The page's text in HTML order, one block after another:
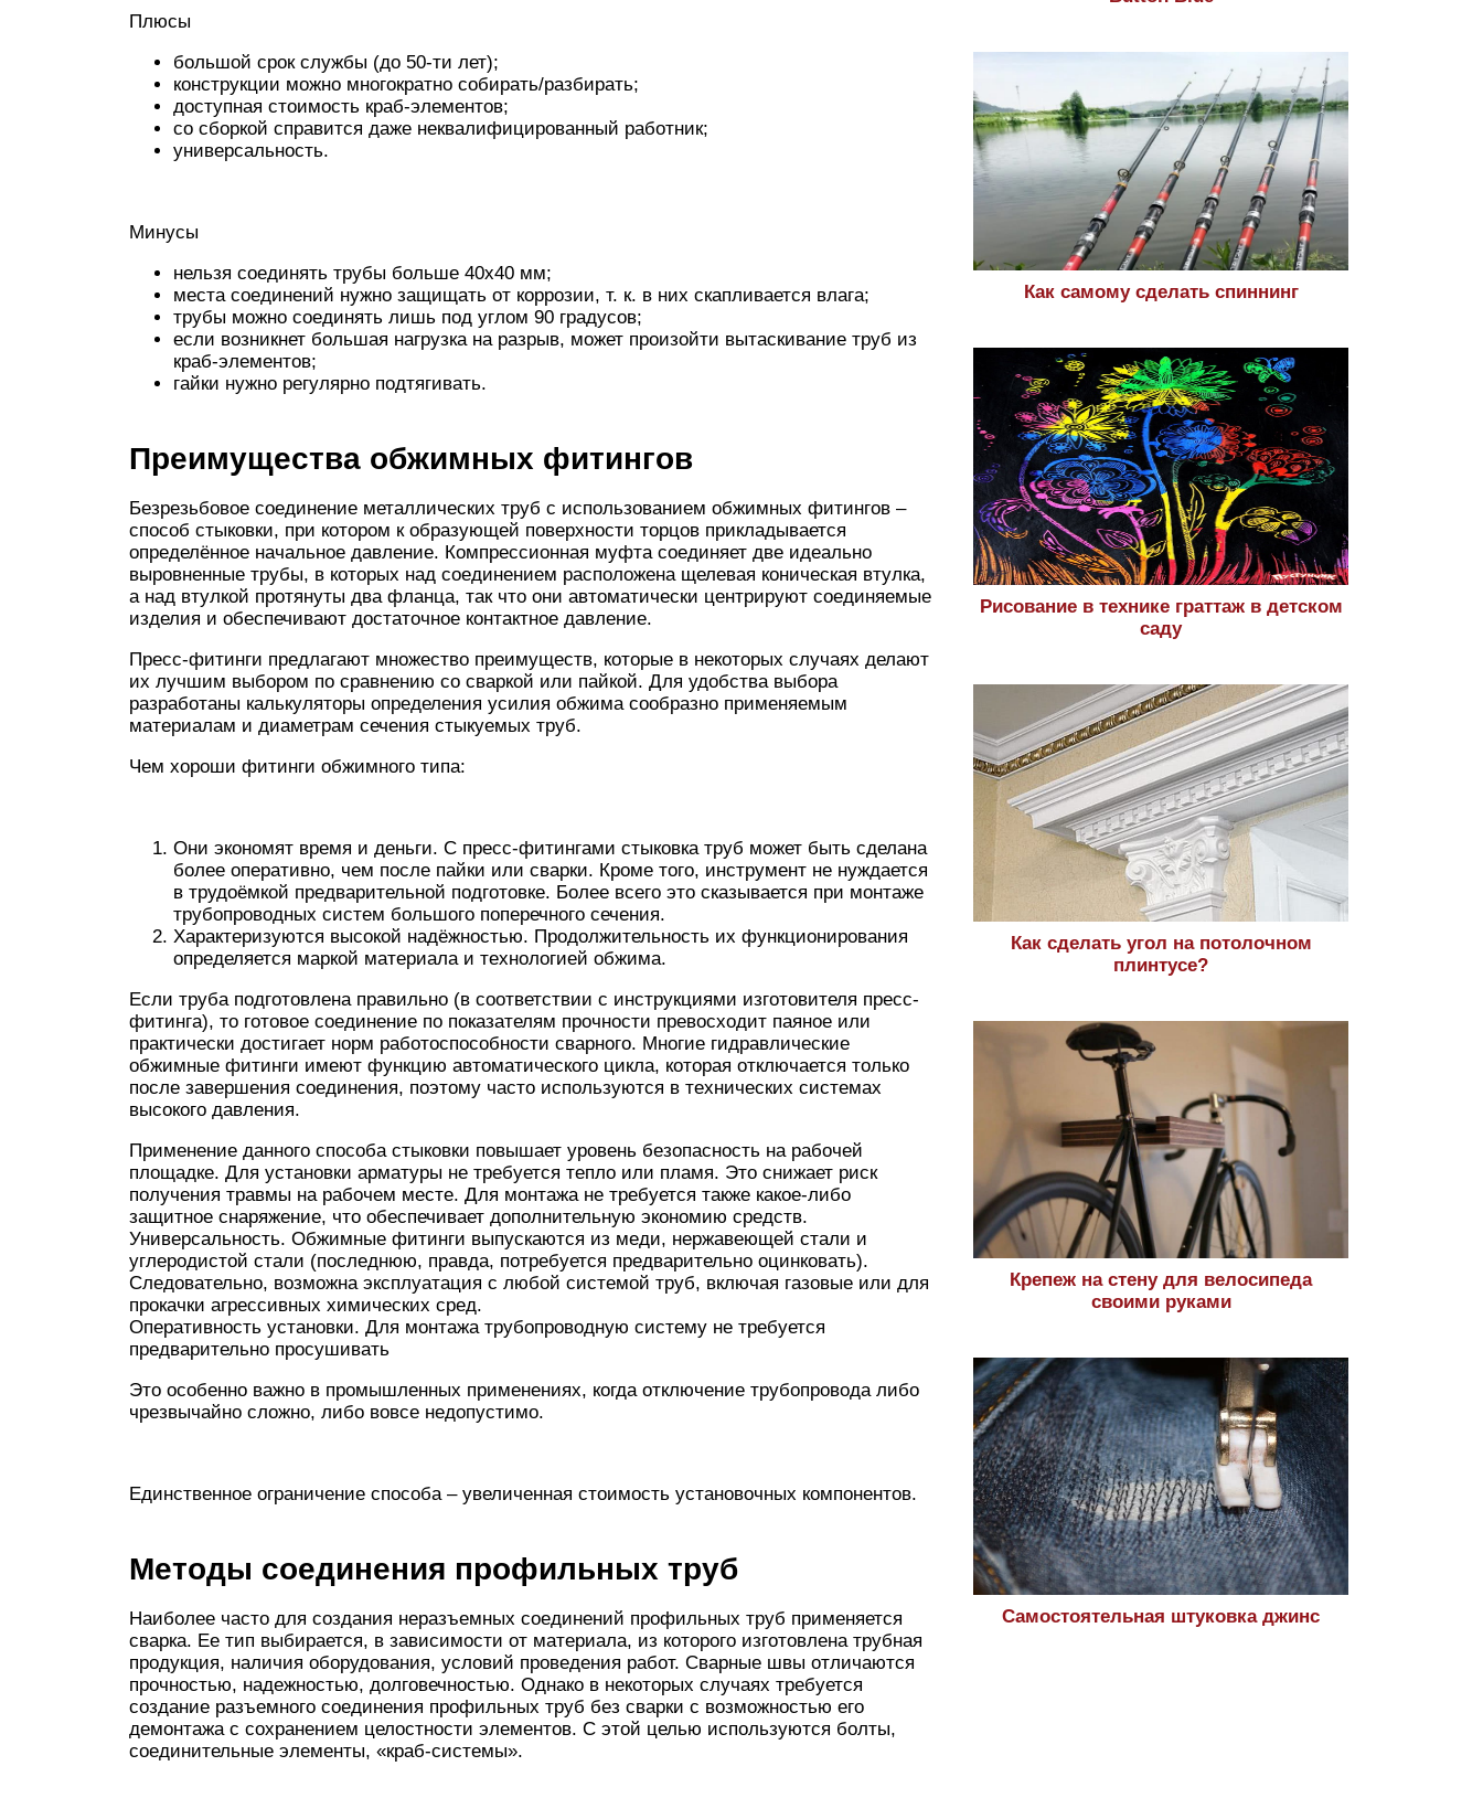
Плюсы
большой срок службы (до 50-ти лет);
конструкции можно многократно собирать/разбирать;
доступная стоимость краб-элементов;
со сборкой справится даже неквалифицированный работник;
универсальность.
Минусы
нельзя соединять трубы больше 40х40 мм;
места соединений нужно защищать от коррозии, т. к. в них скапливается влага;
трубы можно соединять лишь под углом 90 градусов;
если возникнет большая нагрузка на разрыв, может произойти вытаскивание труб из
краб-элементов;
гайки нужно регулярно подтягивать.
Преимущества обжимных фитингов
Безрезьбовое соединение металлических труб с использованием обжимных фитингов –
способ стыковки, при котором к образующей поверхности торцов прикладывается
определённое начальное давление. Компрессионная муфта соединяет две идеально
выровненные трубы, в которых над соединением расположена щелевая коническая втулка,
а над втулкой протянуты два фланца, так что они автоматически центрируют соединяемые
изделия и обеспечивают достаточное контактное давление.
Пресс-фитинги предлагают множество преимуществ, которые в некоторых случаях делают
их лучшим выбором по сравнению со сваркой или пайкой. Для удобства выбора
разработаны калькуляторы определения усилия обжима сообразно применяемым
материалам и диаметрам сечения стыкуемых труб.
Чем хороши фитинги обжимного типа:
Они экономят время и деньги. С пресс-фитингами стыковка труб может быть сделана
более оперативно, чем после пайки или сварки. Кроме того, инструмент не нуждается
в трудоёмкой предварительной подготовке. Более всего это сказывается при монтаже
трубопроводных систем большого поперечного сечения.
Характеризуются высокой надёжностью. Продолжительность их функционирования
определяется маркой материала и технологией обжима.
Если труба подготовлена ​​правильно (в соответствии с инструкциями изготовителя пресс-
фитинга), то готовое соединение по показателям прочности превосходит паяное или
практически достигает норм работоспособности сварного. Многие гидравлические
обжимные фитинги имеют функцию автоматического цикла, которая отключается только
после завершения соединения, поэтому часто используются в технических системах
высокого давления.
Применение данного способа стыковки повышает уровень безопасность на рабочей
площадке. Для установки арматуры не требуется тепло или пламя. Это снижает риск
получения травмы на рабочем месте. Для монтажа не требуется также какое-либо
защитное снаряжение, что обеспечивает дополнительную экономию средств.
Универсальность. Обжимные фитинги выпускаются из меди, нержавеющей стали и
углеродистой стали (последнюю, правда, потребуется предварительно оцинковать).
Следовательно, возможна эксплуатация с любой системой труб, включая газовые или для
прокачки агрессивных химических сред.
Оперативность установки. Для монтажа трубопроводную систему не требуется
предварительно просушивать
Это особенно важно в промышленных применениях, когда отключение трубопровода либо
чрезвычайно сложно, либо вовсе недопустимо.
Единственное ограничение способа – увеличенная стоимость установочных компонентов.
Методы соединения профильных труб
Наиболее часто для создания неразъемных соединений профильных труб применяется
сварка. Ее тип выбирается, в зависимости от материала, из которого изготовлена трубная
продукция, наличия оборудования, условий проведения работ. Сварные швы отличаются
прочностью, надежностью, долговечностью. Однако в некоторых случаях требуется
создание разъемного соединения профильных труб без сварки с возможностью его
демонтажа с сохранением целостности элементов. С этой целью используются болты,
соединительные элементы, «краб-системы».
Как самому сделать спиннинг
Рисование в технике граттаж в детском
саду
Как сделать угол на потолочном
плинтусе?
Крепеж на стену для велосипеда
своими руками
Самостоятельная штуковка джинс